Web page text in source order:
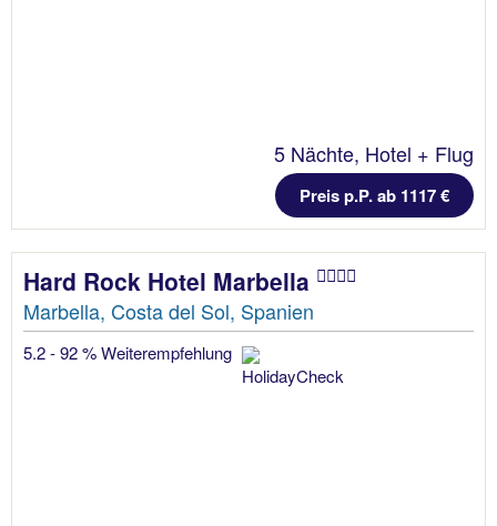
5 Nächte, Hotel + Flug
Preis p.P. ab 1117 €
Hard Rock Hotel Marbella
Marbella, Costa del Sol, Spanien
5.2 - 92 % Weiterempfehlung